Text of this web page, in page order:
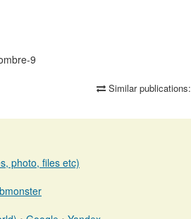
9
Similar publications:
photo, files etc)